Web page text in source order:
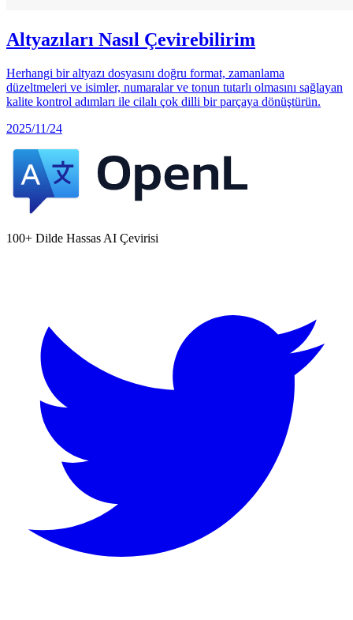
Altyazıları Nasıl Çevirebilirim
Herhangi bir altyazı dosyasını doğru format, zamanlama
düzeltmeleri ve isimler, numaralar ve tonun tutarlı olmasını sağlayan
kalite kontrol adımları ile cilalı çok dilli bir parçaya dönüştürün.
2025/11/24
100+ Dilde Hassas AI Çevirisi